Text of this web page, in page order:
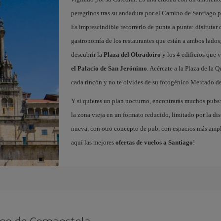
peregrinos tras su andadura por el Camino de
Es imprescindible recorrerlo de punta a punta: disfrutar
gastronomía de los restaurantes que están a ambos
descubrir la Plaza del Obradoiro y los 4 edificios que
el Palacio de San Jerónimo. Acércate a la Plaza de la
cada rincón y no te olvides de su fotogénico Mercado
Y si quieres un plan nocturno, encontrarás muchos
la zona vieja en un formato reducido, limitado por la
nueva, con otro concepto de pub, con espacios más
aquí las mejores ofertas de vuelos a Santiago!